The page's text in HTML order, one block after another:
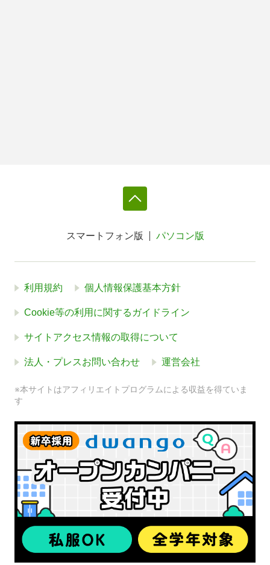
スマートフォン版 パソコン版
利用規約 個人情報保護基本方針
Cookie等の利用に関するガイドライン
サイトアクセス情報の取得について
法人・プレスお問い合わせ 運営会社
※本サイトはアフィリエイトプログラムによる収益を得ていま
す